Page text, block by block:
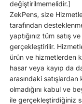
değiştirilmemelidir.]
ZekPens, size
tarafından
yaptığınız tüm satış
gerçekleştirilir.
ürün ve hizmetlerden
hasar veya kayıp da
arasındaki
olmadığını kabul ve
ile gerçekleştirdiğiniz